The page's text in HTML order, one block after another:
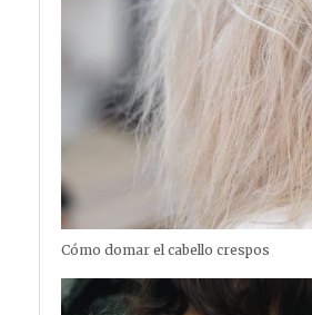
Cómo domar el cabello crespos